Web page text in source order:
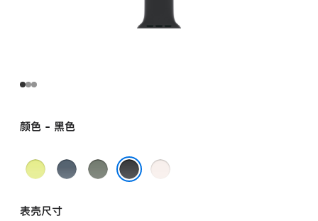
颜色 - 黑色
霓
黄
铁
蓝
灰
淡
表壳尺寸